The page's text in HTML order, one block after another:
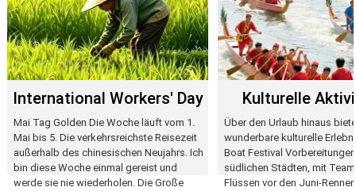
International Workers' Day
Mai Tag Golden Die Woche läuft vom 1.
Mai bis 5. Die verkehrsreichste Reisezeit
außerhalb des chinesischen Neujahrs. Ich
bin diese Woche einmal gereist und
werde sie nie wiederholen. Die Große
Kulturelle
Über den Urlaub hinaus
wunderbare kulturelle
Boat Festival
südlichen Städten, mit
Flüssen vor den Juni-